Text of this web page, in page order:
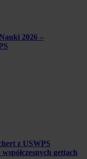
2026 –
z USWPS
gettach